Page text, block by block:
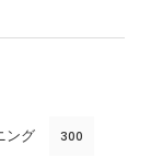
ング 300